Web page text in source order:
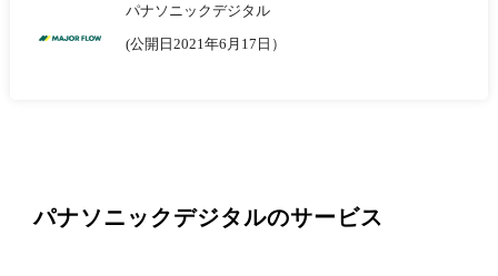
パナソニックデジタル
(公開日2021年6月17日）
パナソニックデジタルのサービス